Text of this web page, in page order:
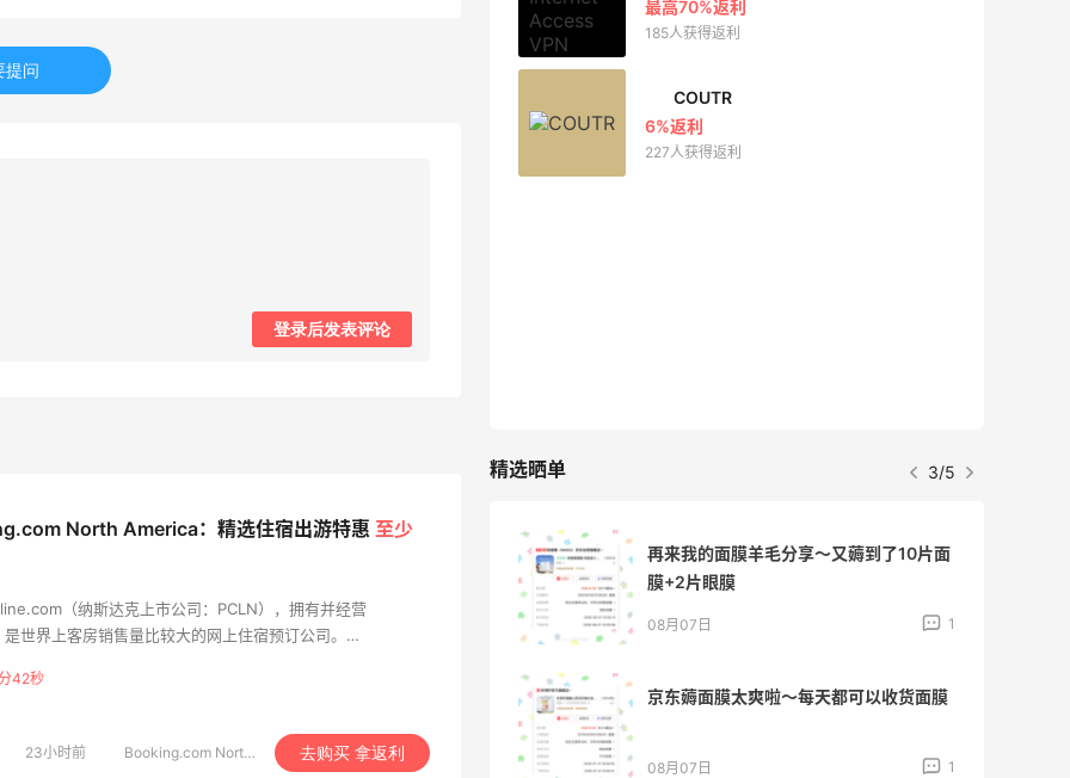
提问
登录后发表评论
North America：精选住宿出游特惠 至少
（纳斯达克上市公司：PCLN），拥有并经营
世界上客房销售量比较大的网上住宿预订公司。
休闲和商务旅游市场。公司成立于1996年，向用户提供各种
理念，支持40多种语言，共有356,349多家住所，遍布全球
41秒
23小时前 Booking.com North America 去购买 拿返利
最高70%返利
185人获得返利
COUTR
6%返利
227人获得返利
精选晒单 3/5
08月07日
再来我的面膜羊毛分享～又薅到了10片面
膜+2片眼膜
08月07日 1
京东薅面膜太爽啦～每天都可以收货面膜
08月07日 1